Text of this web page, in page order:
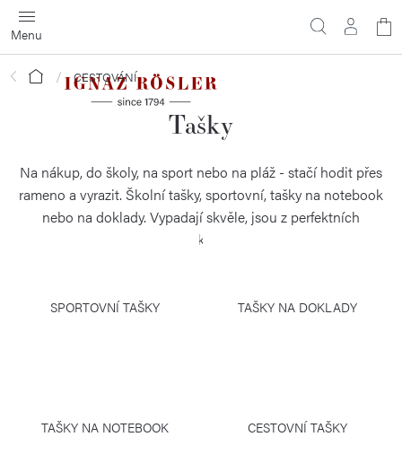
Přejít
na
obsah
Domů CESTOVÁNÍ
Tašky
Na nákup, do školy, na sport nebo na pláž - stačí hodit přes
rameno a vyrazit. Školní tašky, sportovní, tašky na notebook
nebo na doklady. Vypadají skvěle, jsou z perfektních
materiálů, lehké i praktické. Stačí si vybrat.
SPORTOVNÍ TAŠKY TAŠKY NA DOKLADY
TAŠKY NA NOTEBOOK CESTOVNÍ TAŠKY